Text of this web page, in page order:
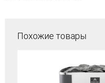
Похожие товары